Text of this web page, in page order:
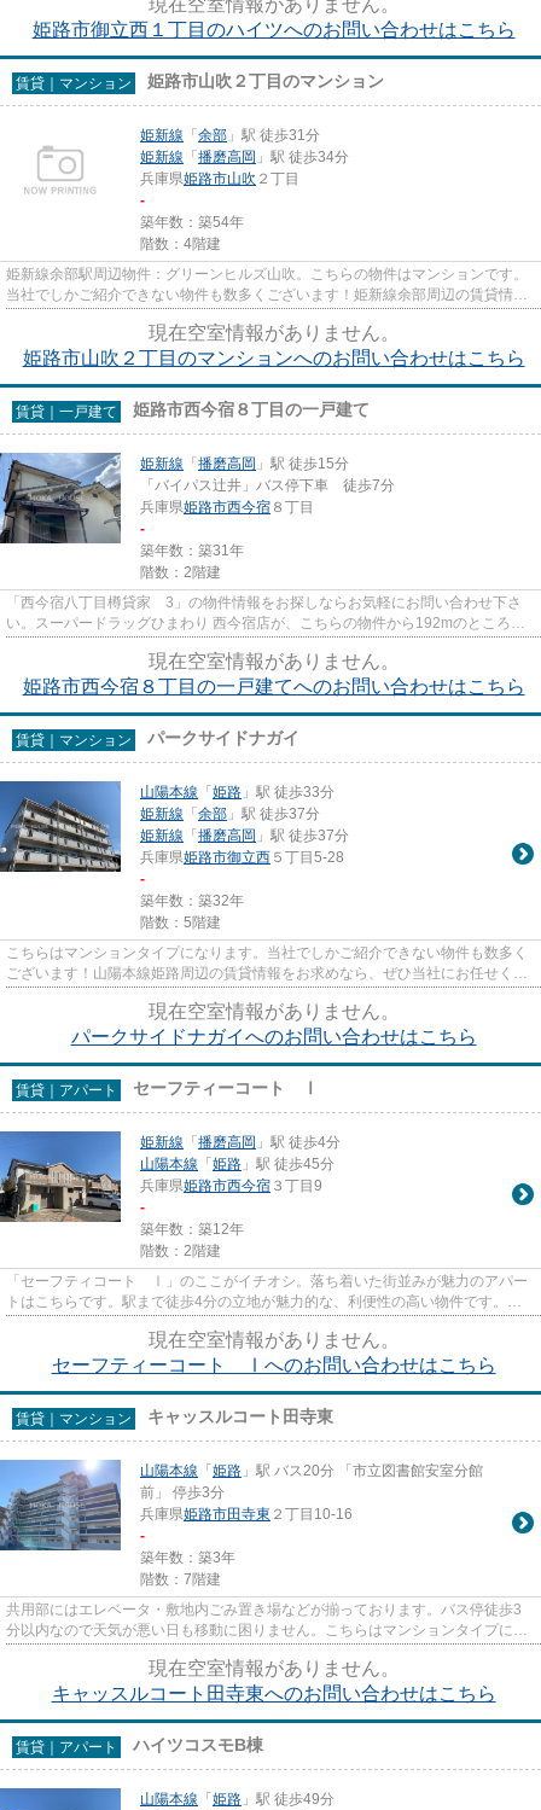
姫路市御立西１丁目のハイツへのお問い合わせはこちら
賃貸｜マンション 姫路市山吹２丁目のマンション
姫新線 「余部 」駅 徒歩31分
姫新線 「播磨高岡 」駅 徒歩34分
兵庫県姫路市山吹 ２丁目
-
築年数：築54年
階数：4階建
姫新線余部駅周辺物件：グリーンヒルズ山吹。こちらの物件はマンションです。
当社でしかご紹介できない物件も数多くございます！姫新線余部周辺の賃貸情報
をお求めなら、ぜひ当社にお...
現在空室情報がありません。
姫路市山吹２丁目のマンションへのお問い合わせはこちら
賃貸｜一戸建て 姫路市西今宿８丁目の一戸建て
姫新線 「播磨高岡 」駅 徒歩15分
「バイパス辻井」バス停下車 徒歩7分
兵庫県姫路市西今宿 ８丁目
-
築年数：築31年
階数：2階建
「西今宿八丁目樽貸家 3」の物件情報をお探しならお気軽にお問い合わせ下さ
い。スーパードラッグひまわり 西今宿店が、こちらの物件から192mのところに
あります。こちらは一戸建ての...
現在空室情報がありません。
姫路市西今宿８丁目の一戸建てへのお問い合わせはこちら
賃貸｜マンション パークサイドナガイ
山陽本線 「姫路 」駅 徒歩33分
姫新線 「余部 」駅 徒歩37分
姫新線 「播磨高岡 」駅 徒歩37分
兵庫県姫路市御立西 ５丁目5-28
-
築年数：築32年
階数：5階建
こちらはマンションタイプになります。当社でしかご紹介できない物件も数多く
ございます！山陽本線姫路周辺の賃貸情報をお求めなら、ぜひ当社にお任せくだ
さい。
現在空室情報がありません。
パークサイドナガイへのお問い合わせはこちら
賃貸｜アパート セーフティーコート Ⅰ
姫新線 「播磨高岡 」駅 徒歩4分
山陽本線 「姫路 」駅 徒歩45分
兵庫県姫路市西今宿 ３丁目9
-
築年数：築12年
階数：2階建
「セーフティコート Ⅰ」のここがイチオシ。落ち着いた街並みが魅力のアパー
トはこちらです。駅まで徒歩4分の立地が魅力的な、利便性の高い物件です。充
実の設備と綺麗な室内を兼ね備...
現在空室情報がありません。
セーフティーコート Ⅰへのお問い合わせはこちら
賃貸｜マンション キャッスルコート田寺東
山陽本線 「姫路 」駅 バス20分 「市立図書館安室分館
前」 停歩3分
兵庫県姫路市田寺東 ２丁目10-16
-
築年数：築3年
階数：7階建
共用部にはエレベータ・敷地内ごみ置き場などが揃っております。バス停徒歩3
分以内なので天気が悪い日も移動に困りません。こちらはマンションタイプにな
ります。利便性の高い設備も充...
現在空室情報がありません。
キャッスルコート田寺東へのお問い合わせはこちら
賃貸｜アパート ハイツコスモB棟
山陽本線 「姫路 」駅 徒歩49分